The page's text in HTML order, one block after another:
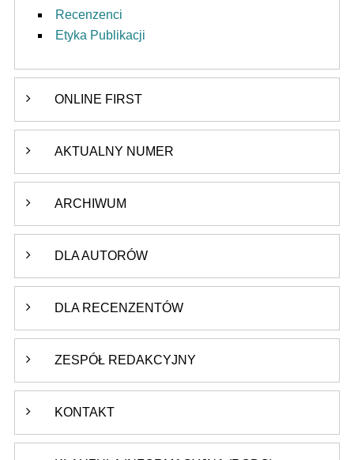
Recenzenci
Etyka Publikacji
ONLINE FIRST
AKTUALNY NUMER
ARCHIWUM
DLA AUTORÓW
DLA RECENZENTÓW
ZESPÓŁ REDAKCYJNY
KONTAKT